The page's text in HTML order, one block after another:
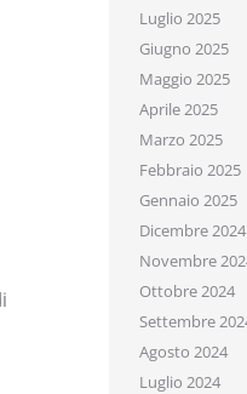
Luglio 2025
Giugno 2025
Maggio 2025
Aprile 2025
Marzo 2025
Febbraio 2025
Gennaio 2025
Dicembre 2024
Novembre 2024
Ottobre 2024
Settembre 2024
Agosto 2024
Luglio 2024